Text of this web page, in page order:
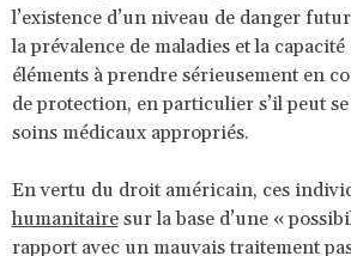
l’existence d’un niveau de danger
la prévalence de maladies et la
éléments à prendre sérieusement en
de protection, en particulier s’il peut
soins médicaux appropriés.
En vertu du droit américain, ces
humanitairesur la base d’une «
rapport avec un mauvais traitement